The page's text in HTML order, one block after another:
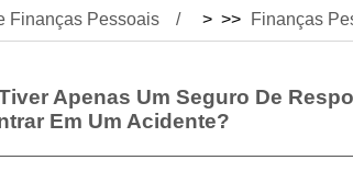
Finanças Pessoais > >> Finanças
Apenas Um Seguro De
Em Um Acidente?